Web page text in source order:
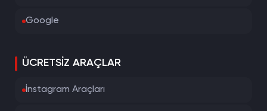
Google
ÜCRETSIZ ARAÇLAR
İnstagram Araçları